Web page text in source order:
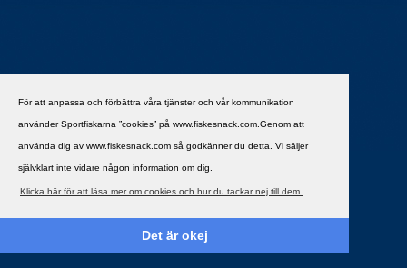
För att anpassa och förbättra våra tjänster och vår kommunikation
använder Sportfiskarna ”cookies” på www.fiskesnack.com.Genom att
använda dig av www.fiskesnack.com så godkänner du detta. Vi säljer
självklart inte vidare någon information om dig.
Klicka här för att läsa mer om cookies och hur du tackar nej till dem.
Det är okej